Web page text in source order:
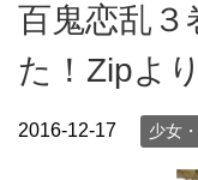
百鬼恋乱３
た！Zipよ
2016-12-17 少女